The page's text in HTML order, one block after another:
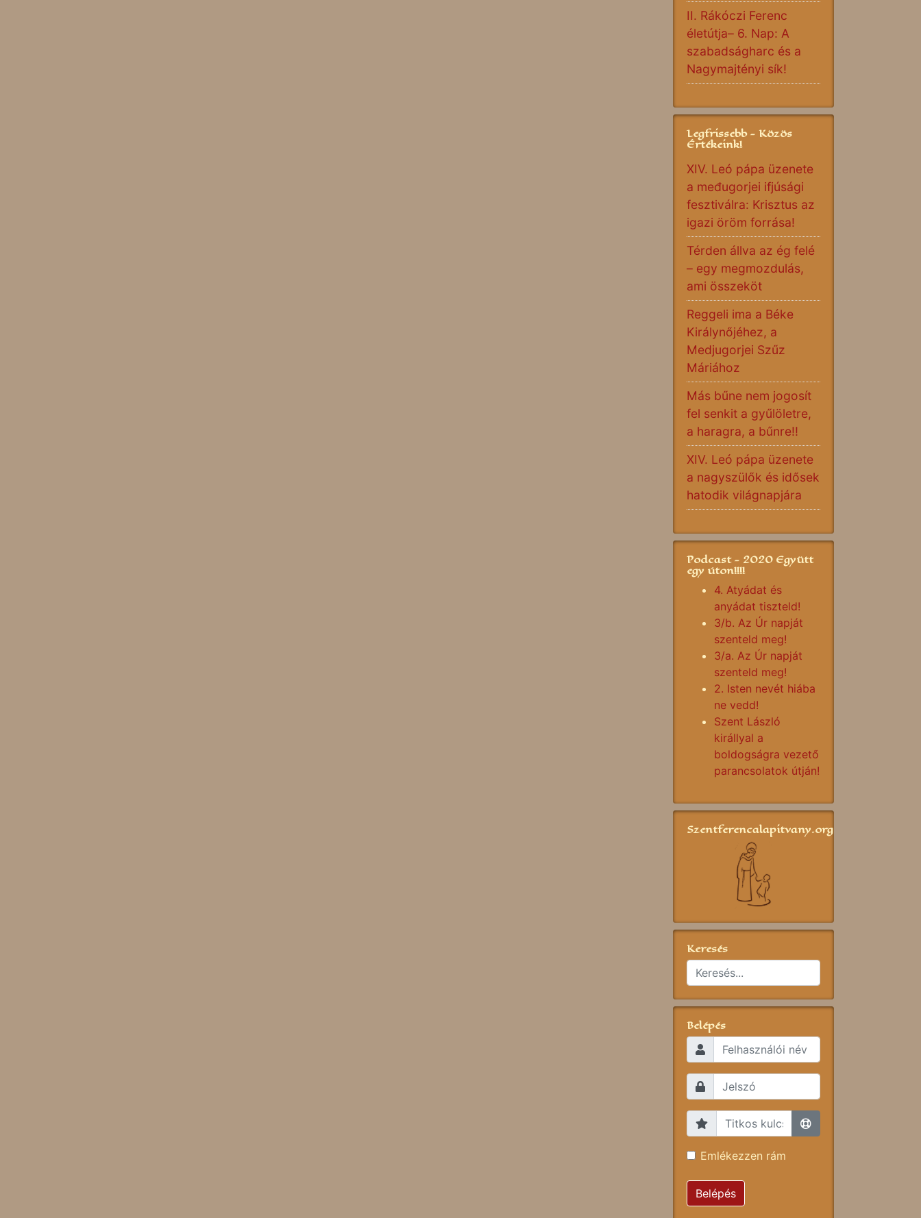
II. Rákóczi Ferenc
életútja– 6. Nap: A
szabadságharc és a
Nagymajtényi sík!
Legfrissebb - Közös
Értékeink!
XIV. Leó pápa üzenete
a međugorjei ifjúsági
fesztiválra: Krisztus az
igazi öröm forrása!
Térden állva az ég felé
– egy megmozdulás,
ami összeköt
Reggeli ima a Béke
Királynőjéhez, a
Medjugorjei Szűz
Máriához
Más bűne nem jogosít
fel senkit a gyűlöletre,
a haragra, a bűnre!!
XIV. Leó pápa üzenete
a nagyszülők és idősek
hatodik világnapjára
Podcast - 2020 Együtt
egy úton!!!!
4. Atyádat és
anyádat tiszteld!
3/b. Az Úr napját
szenteld meg!
3/a. Az Úr napját
szenteld meg!
2. Isten nevét hiába
ne vedd!
Szent László
királlyal a
boldogságra vezető
parancsolatok útján!
Szentferencalapitvany.org
Keresés
Belépés
Emlékezzen rám
Belépés